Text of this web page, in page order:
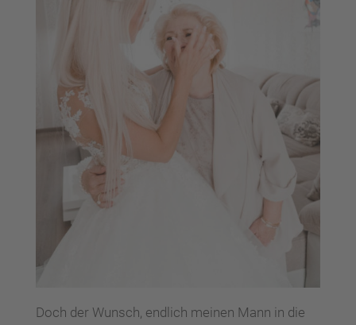
Doch der Wunsch, endlich meinen Mann in die